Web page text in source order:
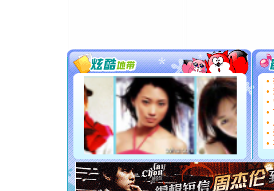
送你一棵
[圣诞节]
你太多
要平安
[圣诞节]
能正大
都要快乐
[圣诞节]
如意,快
[元旦]看
断电。爱
你是我专